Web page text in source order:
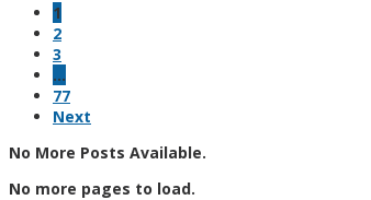
1
2
3
…
77
Next
No More Posts Available.
No more pages to load.